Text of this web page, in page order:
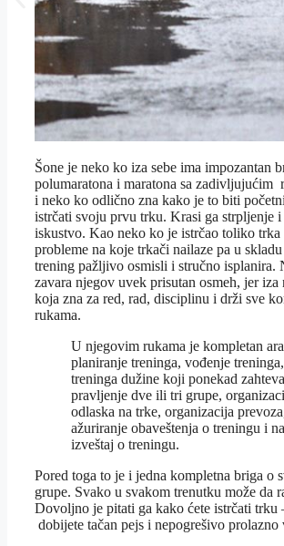
Šone je neko ko iza sebe ima impozantan
polumaratona i maratona sa zadivljujućim
i neko ko odlično zna kako je to biti
istrčati svoju prvu trku. Krasi ga strpljenje
iskustvo. Kao neko ko je istrčao toliko trka
probleme na koje trkači nailaze pa u
trening pažljivo osmisli i stručno isplanira.
zavara njegov uvek prisutan osmeh, jer iza
koja zna za red, rad, disciplinu i drži sve
rukama.
U njegovim rukama je kompletan
planiranje treninga, vođenje
treninga dužine koji ponekad
pravljenje dve ili tri grupe,
odlaska na trke, organizacija
ažuriranje obaveštenja o treningu i
izveštaj o treningu.
Pored toga to je i jedna kompletna briga o
grupe. Svako u svakom trenutku može da
Dovoljno je pitati ga kako ćete istrčati trku
dobijete tačan pejs i nepogrešivo prolazno